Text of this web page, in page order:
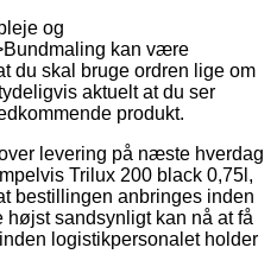
og
kan være
du skal bruge ordren lige om
aktuelt at du ser
produkt.
levering på næste hverdag
Trilux 200 black 0,75l,
bestillingen anbringes inden
højst sandsynligt kan nå at få
logistikpersonalet holder